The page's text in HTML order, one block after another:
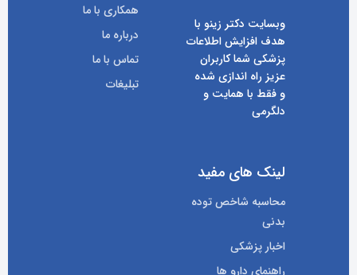
وبسایت دکتر زینو با
هدف افزایش اطلاعات
پزشکی شما کاربران
عزیز راه اندازی شده
و فقط با همایت و
دلگرمی
همکاری با ما
درباره ما
تماس با ما
تبلیغات
لینک های مفید
محاسبه شاخص توده
بدنی
اخبار پزشکی
راهنمای دارو ها